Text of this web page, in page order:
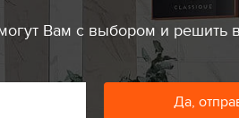
Вам с выбором и решить